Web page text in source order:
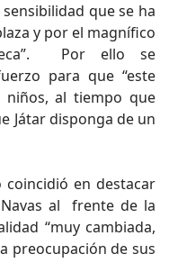
que se ha
y por el magnífico
Por ello se
para que “este
al tiempo que
Játar disponga de un
en destacar
al frente de la
“muy cambiada,
preocupación de sus